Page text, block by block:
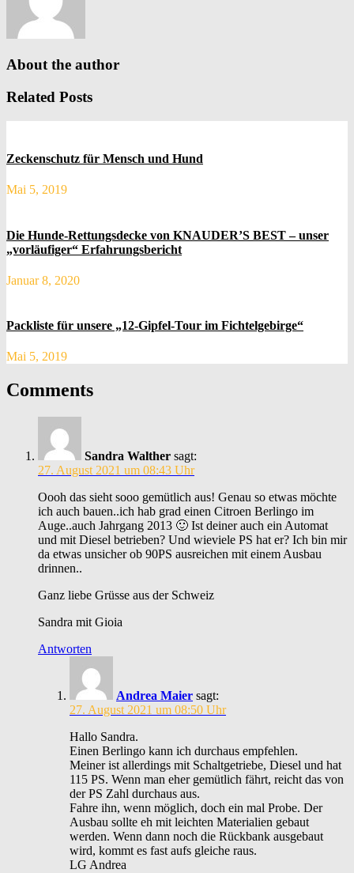
About the author
Related Posts
Zeckenschutz für Mensch und Hund
Mai 5, 2019
Die Hunde-Rettungsdecke von KNAUDER’S BEST – unser
„vorläufiger“ Erfahrungsbericht
Januar 8, 2020
Packliste für unsere „12-Gipfel-Tour im Fichtelgebirge“
Mai 5, 2019
Comments
Sandra Walther sagt:
27. August 2021 um 08:43 Uhr
Oooh das sieht sooo gemütlich aus! Genau so etwas möchte
ich auch bauen..ich hab grad einen Citroen Berlingo im
Auge..auch Jahrgang 2013 🙂 Ist deiner auch ein Automat
und mit Diesel betrieben? Und wieviele PS hat er? Ich bin mir
da etwas unsicher ob 90PS ausreichen mit einem Ausbau
drinnen..
Ganz liebe Grüsse aus der Schweiz
Sandra mit Gioia
Antworten
Andrea Maier sagt:
27. August 2021 um 08:50 Uhr
Hallo Sandra.
Einen Berlingo kann ich durchaus empfehlen.
Meiner ist allerdings mit Schaltgetriebe, Diesel und hat
115 PS. Wenn man eher gemütlich fährt, reicht das von
der PS Zahl durchaus aus.
Fahre ihn, wenn möglich, doch ein mal Probe. Der
Ausbau sollte eh mit leichten Materialien gebaut
werden. Wenn dann noch die Rückbank ausgebaut
wird, kommt es fast aufs gleiche raus.
LG Andrea